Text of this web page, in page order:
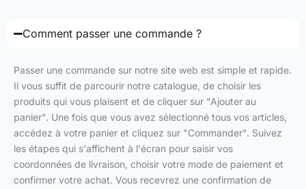
Comment passer une commande ?
Passer une commande sur notre site web est simple et rapide.
Il vous suffit de parcourir notre catalogue, de choisir les
produits qui vous plaisent et de cliquer sur "Ajouter au
panier". Une fois que vous avez sélectionné tous vos articles,
accédez à votre panier et cliquez sur "Commander". Suivez
les étapes qui s'affichent à l'écran pour saisir vos
coordonnées de livraison, choisir votre mode de paiement et
confirmer votre achat. Vous recevrez une confirmation de